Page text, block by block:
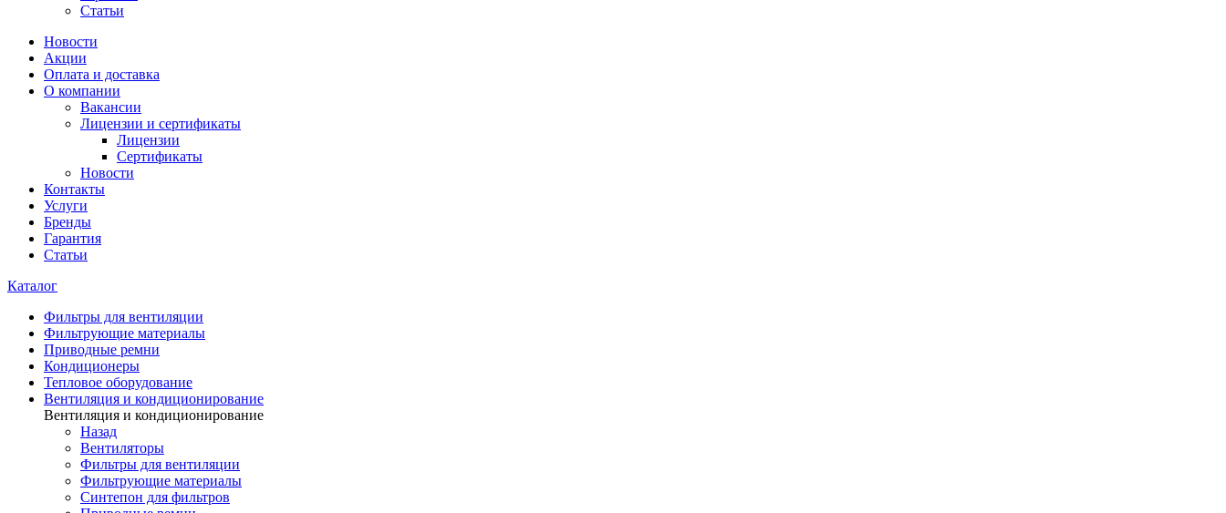
Статьи
Новости
Акции
Оплата и доставка
О компании
Вакансии
Лицензии и сертификаты
Лицензии
Сертификаты
Новости
Контакты
Услуги
Бренды
Гарантия
Статьи
Каталог
Фильтры для вентиляции
Фильтрующие материалы
Приводные ремни
Кондиционеры
Тепловое оборудование
Вентиляция и кондиционирование
Вентиляция и кондиционирование
Назад
Вентиляторы
Фильтры для вентиляции
Фильтрующие материалы
Синтепон для фильтров